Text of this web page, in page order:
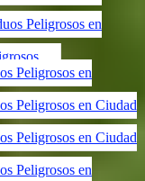
Peligrosos en
Peligrosos en
Peligrosos en Ciudad
Peligrosos en Ciudad
Peligrosos en